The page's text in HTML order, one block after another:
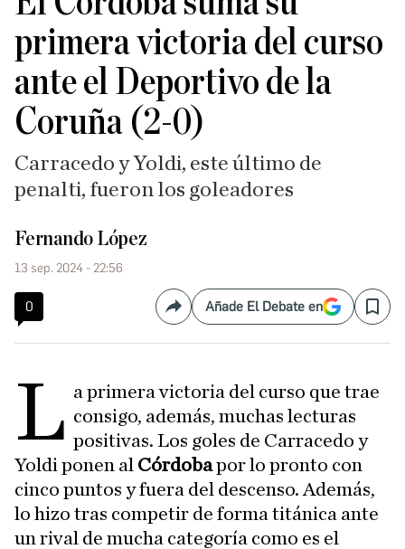
primera victoria del curso
ante el Deportivo de la
Coruña (2-0)
Carracedo y Yoldi, este último de
penalti, fueron los goleadores
Fernando López
13 sep. 2024 - 22:56
0 CompartirAñade El Debate en Save
L a primera victoria del curso que trae
consigo, además, muchas lecturas
positivas. Los goles de Carracedo y
Yoldi ponen al Córdobapor lo pronto con
cinco puntos y fuera del descenso. Además,
lo hizo tras competir de forma titánica ante
un rival de mucha categoría como es el